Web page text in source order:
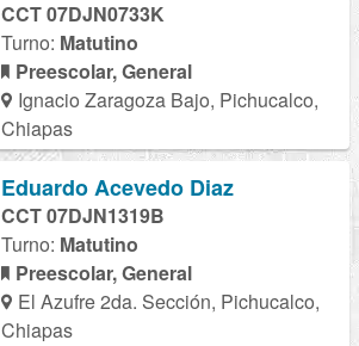
CCT 07DJN0733K
Turno: Matutino
Preescolar, General
Ignacio Zaragoza Bajo, Pichucalco,
Chiapas
Eduardo Acevedo Diaz
CCT 07DJN1319B
Turno: Matutino
Preescolar, General
El Azufre 2da. Sección, Pichucalco,
Chiapas